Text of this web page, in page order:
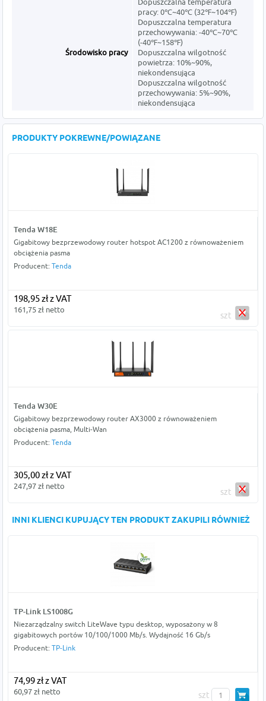
Środowisko pracy
Dopuszczalna temperatura
pracy: 0℃~40℃ (32℉~104℉)
Dopuszczalna temperatura
przechowywania: -40℃~70℃
(-40℉~158℉)
Dopuszczalna wilgotność
powietrza: 10%~90%,
niekondensująca
Dopuszczalna wilgotność
przechowywania: 5%~90%,
niekondensująca
PRODUKTY POKREWNE/POWIĄZANE
Tenda W18E
Gigabitowy bezprzewodowy router hotspot AC1200 z równoważeniem
obciążenia pasma
Producent: Tenda
198,95 zł z VAT
161,75 zł netto
szt
Tenda W30E
Gigabitowy bezprzewodowy router AX3000 z równoważeniem
obciążenia pasma, Multi-Wan
Producent: Tenda
305,00 zł z VAT
247,97 zł netto
szt
INNI KLIENCI KUPUJĄCY TEN PRODUKT ZAKUPILI RÓWNIEŻ
TP-Link LS1008G
Niezarządzalny switch LiteWave typu desktop, wyposażony w 8
gigabitowych portów 10/100/1000 Mb/s. Wydajność 16 Gb/s
Producent: TP-Link
74,99 zł z VAT
60,97 zł netto szt